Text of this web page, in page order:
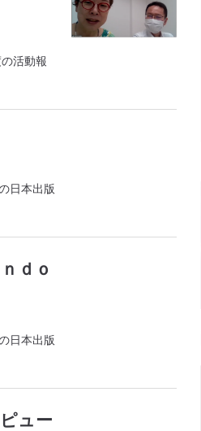
活動報
日本出版
ｄｏ
日本出版
ュー